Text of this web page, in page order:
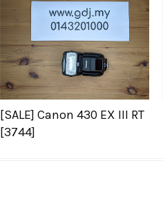
[SALE] Canon 430 EX III RT
[3744]